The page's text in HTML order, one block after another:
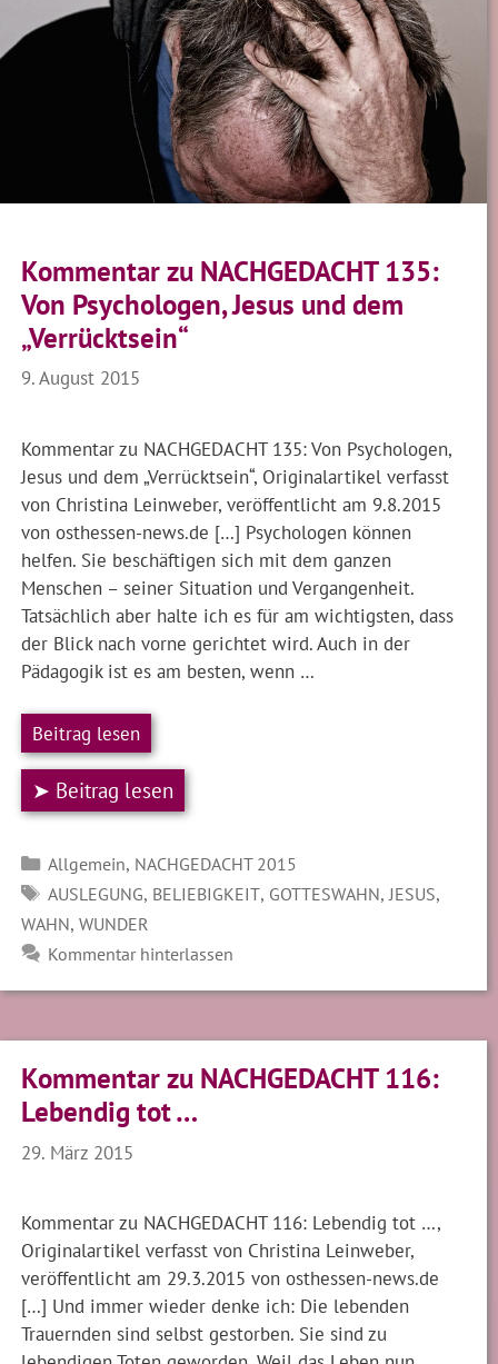
Kommentar zu NACHGEDACHT 135:
Von Psychologen, Jesus und dem
„Verrücktsein“
9. August 2015
Kommentar zu NACHGEDACHT 135: Von Psychologen,
Jesus und dem „Verrücktsein“, Originalartikel verfasst
von Christina Leinweber, veröffentlicht am 9.8.2015
von osthessen-news.de […] Psychologen können
helfen. Sie beschäftigen sich mit dem ganzen
Menschen – seiner Situation und Vergangenheit.
Tatsächlich aber halte ich es für am wichtigsten, dass
der Blick nach vorne gerichtet wird. Auch in der
Pädagogik ist es am besten, wenn …
Beitrag lesen
➤ Beitrag lesen
Kategorien
Allgemein, NACHGEDACHT 2015
SCHLAGWÖRTER
AUSLEGUNG, BELIEBIGKEIT, GOTTESWAHN,JESUS,
WAHN,WUNDER
Kommentar hinterlassen
Kommentar zu NACHGEDACHT 116:
Lebendig tot …
29. März 2015
Kommentar zu NACHGEDACHT 116: Lebendig tot …,
Originalartikel verfasst von Christina Leinweber,
veröffentlicht am 29.3.2015 von osthessen-news.de
[…] Und immer wieder denke ich: Die lebenden
Trauernden sind selbst gestorben. Sie sind zu